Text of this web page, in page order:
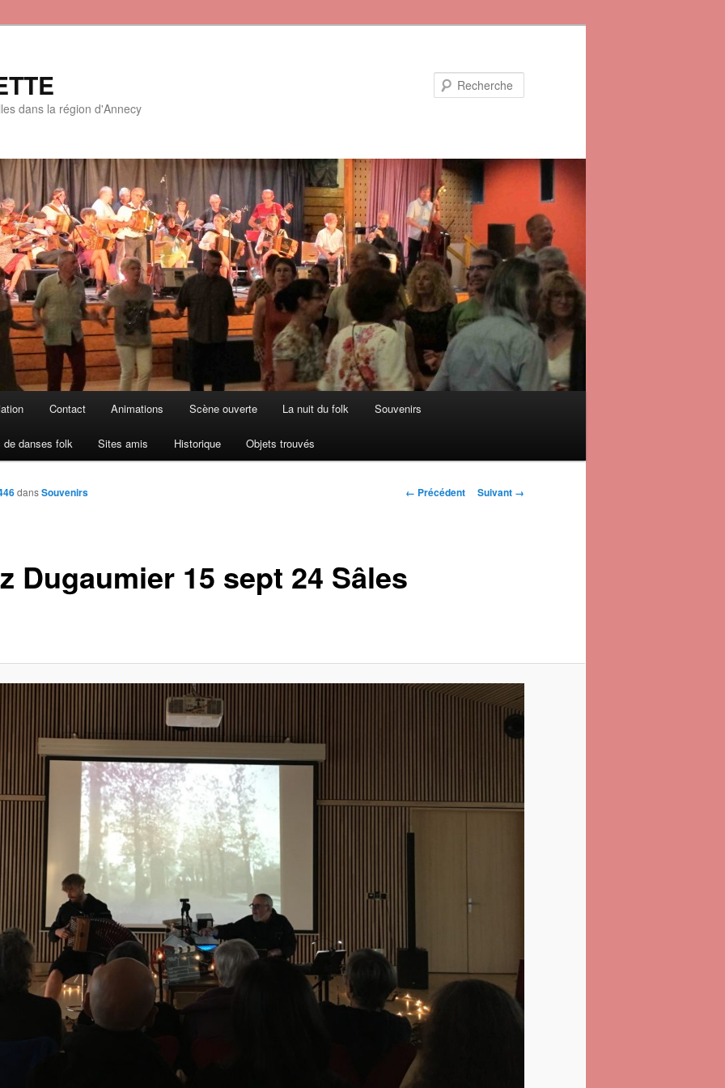
dans la région d'Annecy
Contact Animations Scène ouverte La nuit du folk Souvenirs
de danses folk Sites amis Historique Objets trouvés
Navigation des
← Précédent Suivant →
Dugaumier 15 sept 24 Sâles
dansSouvenirs